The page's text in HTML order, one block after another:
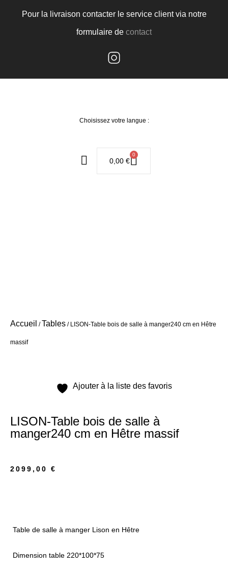
Pour la livraison contacter le service client via notre
formulaire de contact
Choisissez votre langue :
0,00 €
0
Accueil /Tables / LISON-Table bois de salle à manger240 cm en Hêtre
massif
Ajouter à la liste des favoris
LISON-Table bois de salle à
manger240 cm en Hêtre massif
2099,00 €
Table de salle à manger Lison en Hêtre
Dimension table 220*100*75